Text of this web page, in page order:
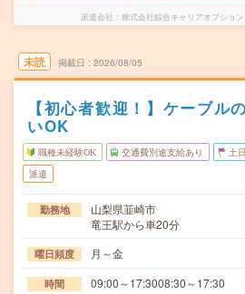
派遣会社 株式会社綜合キャリアオプショ
未読 掲載日 2026/08/05
【初心者歓迎！】ケーブル
いOK
職種未経験OK 交通費別途支給あり 土
派遣
勤務地
山梨県韮崎市
竜王駅から車20分
曜日頻度 月～金
時間 09:00～17:3008:30～17:30